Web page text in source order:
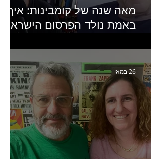
מאה שנה של קומבינות: איך
באמת נולד הפרסום
מחבר הספר "מסע פרסום:
פרקים בחיי הפרסום
26 במאי